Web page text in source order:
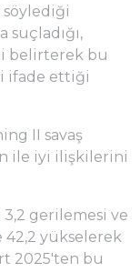
belirterek bu
ifade ettiği
II savaş
ile iyi ilişkilerini
3,2 gerilemesi ve
42,2 yükselerek
2025'ten bu